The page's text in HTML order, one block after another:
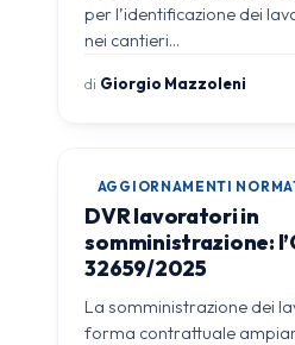
per l’identificazione dei
nei cantieri…
di Giorgio Mazzoleni
AGGIORNAMENTI
DVR lavoratori in
somministrazione:
32659/2025
La somministrazione dei
forma contrattuale